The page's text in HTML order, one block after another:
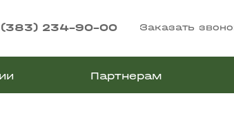
(383) 234-90-00 Заказать
Партнерам